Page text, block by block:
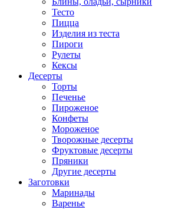
Тесто
Пицца
Изделия из теста
Пироги
Рулеты
Кексы
Десерты
Торты
Печенье
Пироженое
Конфеты
Мороженое
Творожные десерты
Фруктовые десерты
Пряники
Другие десерты
Заготовки
Маринады
Варенье